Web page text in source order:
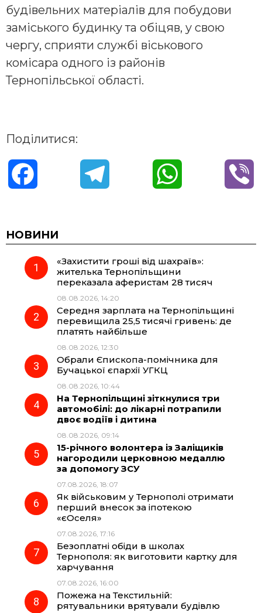
будівельних матеріалів для побудови
заміського будинку та обіцяв, у свою
чергу, сприяти службі віськового
комісара одного із районів
Тернопільської області.
Поділитися:
c
e
o
k
e
r
a
t
A
НОВИНИ
«Захистити гроші від шахраїв»:
жителька Тернопільщини
переказала аферистам 28 тисяч
08.08.2026, 14:20
Середня зарплата на Тернопільщині
перевищила 25,5 тисячі гривень: де
платять найбільше
08.08.2026, 12:30
Обрали Єпископа-помічника для
Бучацької єпархії УГКЦ
08.08.2026, 10:44
На Тернопільщині зіткнулися три
автомобілі: до лікарні потрапили
двоє водіїв і дитина
08.08.2026, 09:14
15-річного волонтера із Заліщиків
нагородили церковною медаллю
за допомогу ЗСУ
07.08.2026, 18:07
Як військовим у Тернополі отримати
перший внесок за іпотекою
«єОселя»
07.08.2026, 17:16
Безоплатні обіди в школах
Тернополя: як виготовити картку для
харчування
07.08.2026, 16:00
Пожежа на Текстильній:
рятувальники врятували будівлю